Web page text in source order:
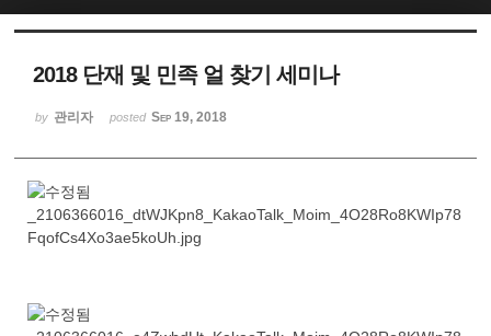
2018 단재 및 민족 얼 찾기 세미나
by 관리자 posted Sep 19, 2018